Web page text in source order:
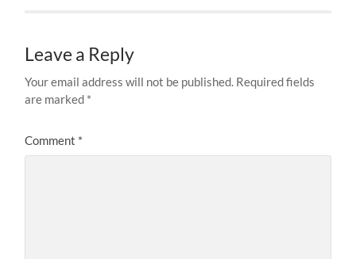
Leave a Reply
Your email address will not be published. Required fields
are marked *
Comment *